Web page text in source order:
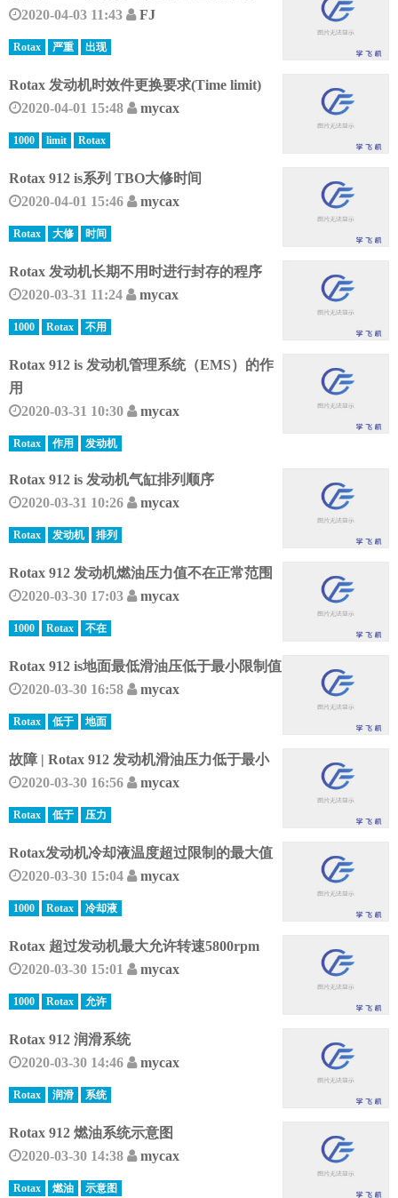
2020-04-03 11:43
FJ
Rotax 严重 出现
Rotax 发动机时效件更换要求(Time limit)
2020-04-01 15:48
mycax
1000 limit Rotax
Rotax 912 is系列 TBO大修时间
2020-04-01 15:46
mycax
Rotax 大修 时间
Rotax 发动机长期不用时进行封存的程序
2020-03-31 11:24
mycax
1000 Rotax 不用
Rotax 912 is 发动机管理系统（EMS）的作
用
2020-03-31 10:30
mycax
Rotax 作用 发动机
Rotax 912 is 发动机气缸排列顺序
2020-03-31 10:26
mycax
Rotax 发动机 排列
Rotax 912 发动机燃油压力值不在正常范围
2020-03-30 17:03
mycax
1000 Rotax 不在
Rotax 912 is地面最低滑油压低于最小限制值
2020-03-30 16:58
mycax
Rotax 低于 地面
故障 | Rotax 912 发动机滑油压力低于最小
2020-03-30 16:56
mycax
Rotax 低于 压力
Rotax发动机冷却液温度超过限制的最大值
2020-03-30 15:04
mycax
1000 Rotax 冷却液
Rotax 超过发动机最大允许转速5800rpm
2020-03-30 15:01
mycax
1000 Rotax 允许
Rotax 912 润滑系统
2020-03-30 14:46
mycax
Rotax 润滑 系统
Rotax 912 燃油系统示意图
2020-03-30 14:38
mycax
Rotax 燃油 示意图